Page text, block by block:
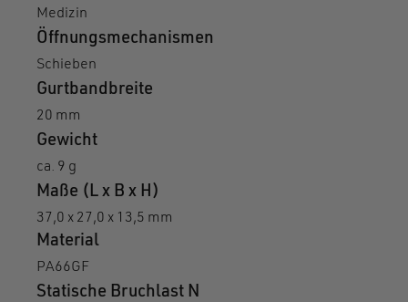
Medizin
Öffnungsmechanismen
Schieben
Gurtbandbreite
20 mm
Gewicht
ca. 9 g
Maße (L x B x H)
37,0 x 27,0 x 13,5 mm
Material
PA66GF
Statische Bruchlast N